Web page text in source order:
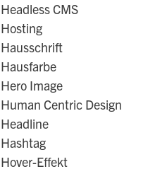
Headless CMS
Hosting
Hausschrift
Hausfarbe
Hero Image
Human Centric Design
Headline
Hashtag
Hover-Effekt